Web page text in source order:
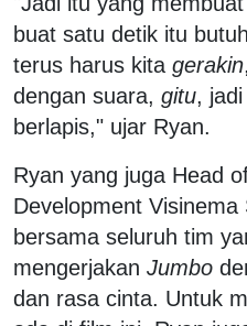
buat satu detik itu
terus harus kita gerakin
dengan suara, gitu,
berlapis," ujar Ryan.
Ryan yang juga Head
Development
bersama seluruh tim
mengerjakan Jumbo
dan rasa cinta. Untuk